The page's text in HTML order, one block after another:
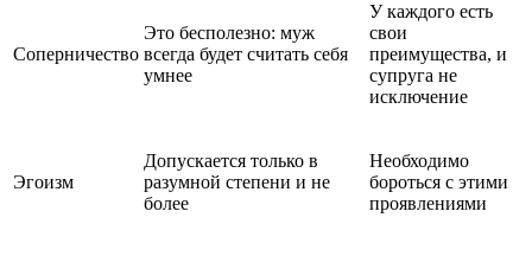
Соперничество
Это бесполезно: муж
всегда будет считать себя
умнее
У каждого есть
свои
преимущества, и
супруга не
исключение
Эгоизм
Допускается только в
разумной степени и не
более
Необходимо
бороться с этими
проявлениями